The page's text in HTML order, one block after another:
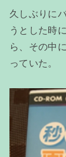
久しぶりに
うとした時
ら、その中
っていた。